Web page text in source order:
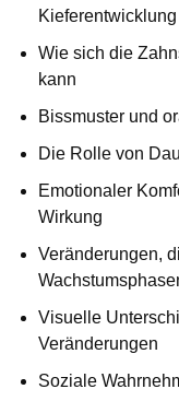
Kieferentwicklung
Wie sich die
kann
Bissmuster und
Die Rolle von
Emotionaler
Wirkung
Veränderungen,
Visuelle
Veränderungen
Soziale